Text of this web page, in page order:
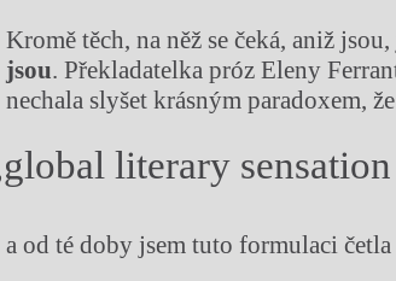
Kromě těch, na něž se čeká, aniž
jsou. Překladatelka próz Eleny
nechala slyšet krásným paradoxem,
literary
a od té doby jsem tuto formulaci